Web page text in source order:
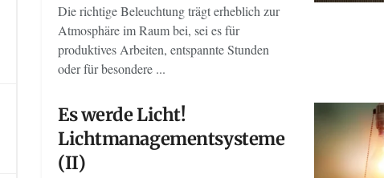
Die richtige Beleuchtung trägt erheblich zur
Atmosphäre im Raum bei, sei es für
produktives Arbeiten, entspannte Stunden
oder für besondere ...
Es werde Licht!
Lichtmanagementsysteme
(II)